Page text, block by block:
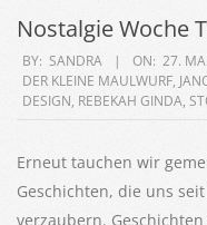
Nostalgie Woche
2026-
05-
BY: SANDRA ON: 27.
DER KLEINE MAULWURF,
DESIGN, REBEKAH GINDA,
Erneut tauchen wir
Geschichten, die uns
verzaubern.